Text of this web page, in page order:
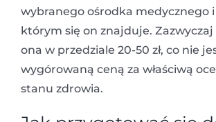
wybranego ośrodka medycznego
którym się on znajduje. Zazwyczaj
ona w przedziale 20-50 zł, co nie
wygórowaną ceną za właściwą
stanu zdrowia.